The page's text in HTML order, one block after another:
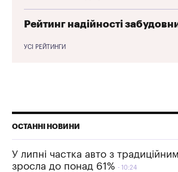
Рейтинг надійності
УСІ РЕЙТИНГИ
ОСТАННІ НОВИНИ
У липні частка авто з
зросла до понад 61%
10:24